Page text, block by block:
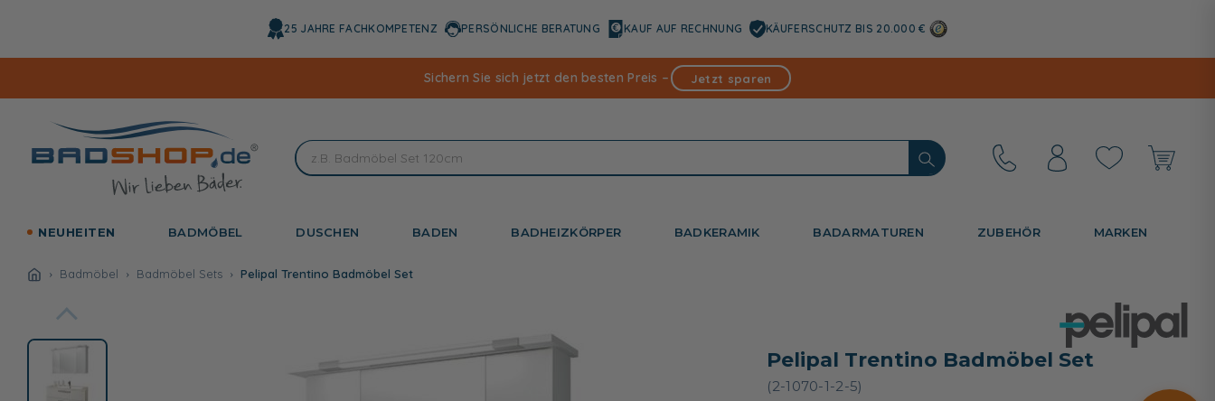
25 JAHRE FACHKOMPETENZ PERSÖNLICHE BERATUNG KAUF AUF RECHNUNG KÄUFERSCHUTZ BIS 20.000 €
Sichern Sie sich jetzt den besten Preis – Jetzt sparen
NEUHEITEN BADMÖBEL DUSCHEN BADEN BADHEIZKÖRPER BADKERAMIK BADARMATUREN ZUBEHÖR MARKEN
Badmöbel Badmöbel Sets Pelipal Trentino Badmöbel Set
Pelipal Trentino Badmöbel Set
(2-1070-1-2-5)